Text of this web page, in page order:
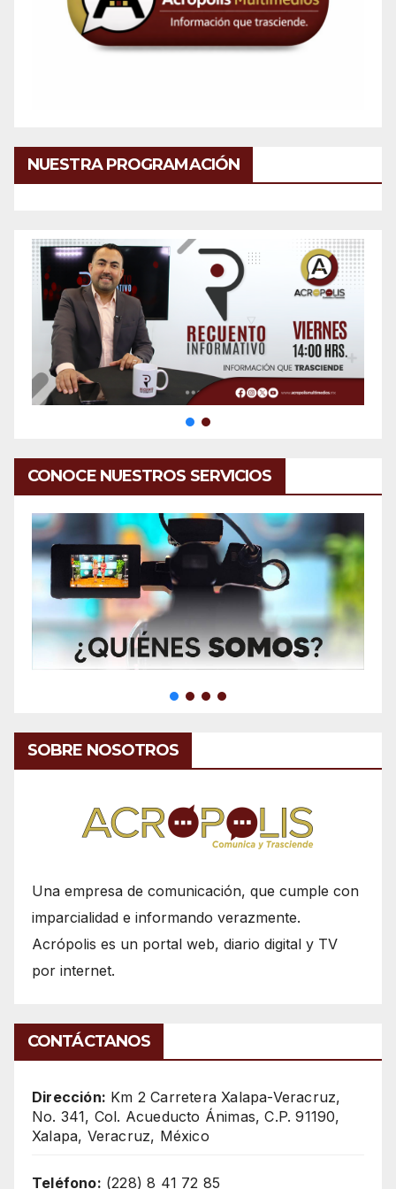
NUESTRA PROGRAMACIÓN
CONOCE NUESTROS SERVICIOS
SOBRE NOSOTROS
Una empresa de comunicación, que cumple con
imparcialidad e informando verazmente.
Acrópolis es un portal web, diario digital y TV
por internet.
CONTÁCTANOS
Dirección: Km 2 Carretera Xalapa-Veracruz,
No. 341, Col. Acueducto Ánimas, C.P. 91190,
Xalapa, Veracruz, México
Teléfono: (228) 8 41 72 85